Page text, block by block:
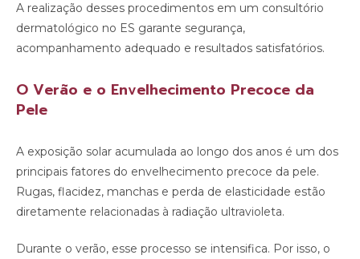
A realização desses procedimentos em um consultório
dermatológico no ES garante segurança,
acompanhamento adequado e resultados satisfatórios.
O Verão e o Envelhecimento Precoce da
Pele
A exposição solar acumulada ao longo dos anos é um dos
principais fatores do envelhecimento precoce da pele.
Rugas, flacidez, manchas e perda de elasticidade estão
diretamente relacionadas à radiação ultravioleta.
Durante o verão, esse processo se intensifica. Por isso, o